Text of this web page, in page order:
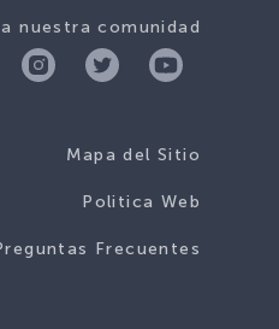
nuestra comunidad
Mapa del Sitio
Politica Web
Frecuentes